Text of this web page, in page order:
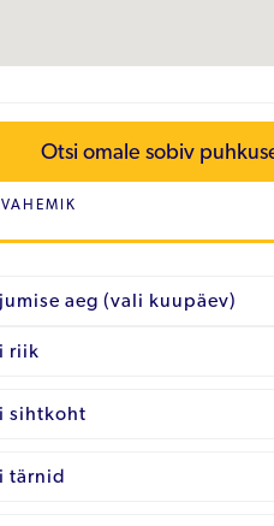
Otsi omale sobiv
aeg (vali kuupäev)
riik
sihtkoht
tärnid